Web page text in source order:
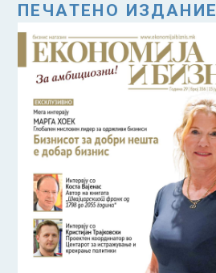
ПЕЧАТЕНО ИЗДАНИЕ